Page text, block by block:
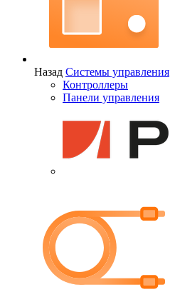
Назад Системы управления
Контроллеры
Панели управления